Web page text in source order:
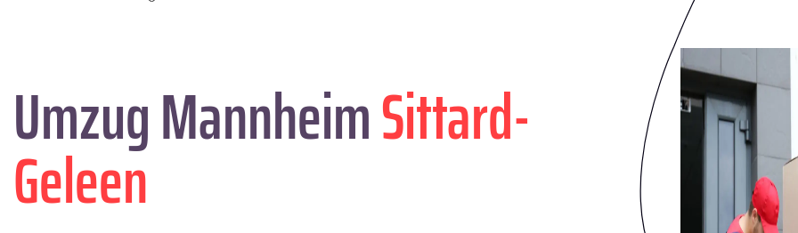
Umzug MannheimSittard-
Geleen